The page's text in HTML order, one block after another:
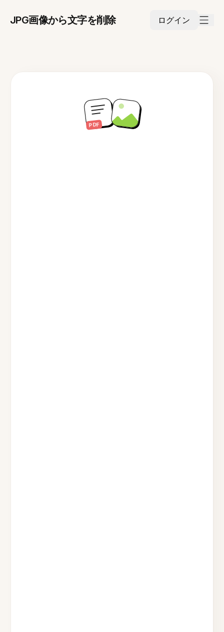
JPG画像から文字を削除 ログイン